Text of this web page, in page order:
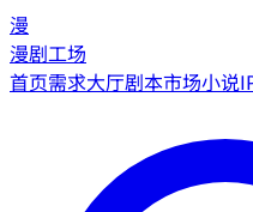
漫
漫剧工场
首页需求大厅剧本市场小说